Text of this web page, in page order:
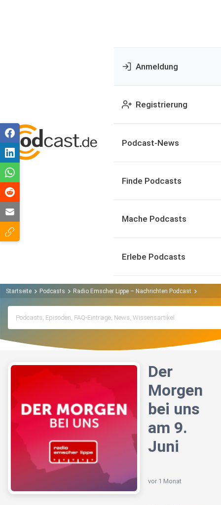
Anmeldung
Registrierung
Podcast-News
Finde Podcasts
Mache Podcasts
Erlebe Podcasts
Startseite Podcasts Radio Emscher Lippe – Nachrichten Podcast
Der
Morgen
bei uns
am 9.
Juni
vor 1 Monat